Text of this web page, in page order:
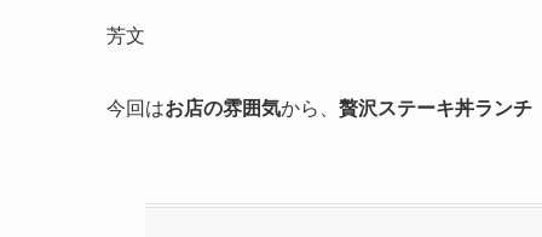
芳文
今回はお店の雰囲気から、 贅沢ステーキ丼ランチ